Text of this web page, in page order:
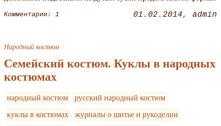
Комментарии: 1 01.02.2014 admin
Народный костюм
Семейский костюм. Куклы в народных
костюмах
народный костюм
русский народный костюм
куклы в костюмах
журналы о шитье и рукоделии